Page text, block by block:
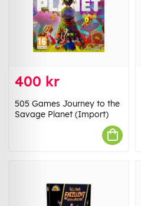
400 kr
505 Games Journey to the
Savage Planet (Import)